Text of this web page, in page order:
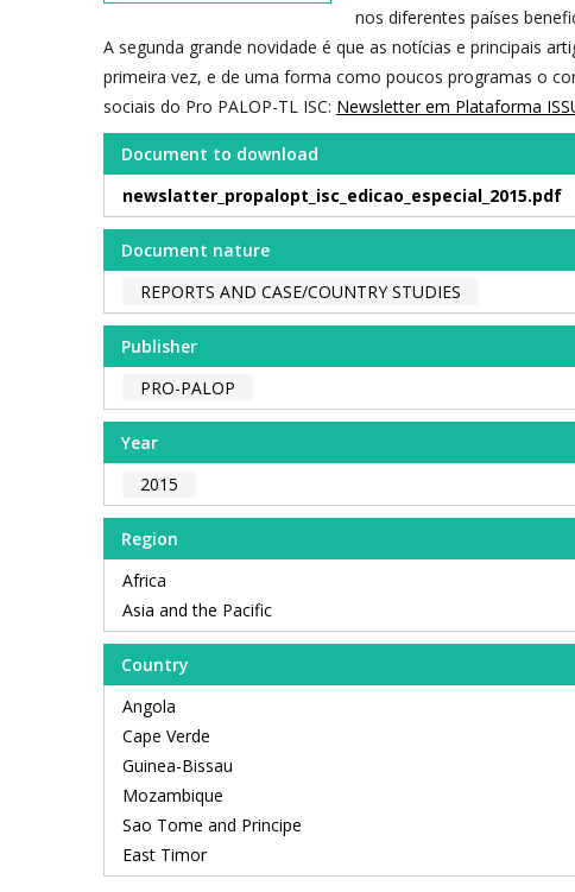
nos diferentes países
A segunda grande novidade é que as notícias e principais
primeira vez, e de uma forma como poucos programas o
sociais do Pro PALOP-TL ISC: Newsletter em Plataforma
Document to download
newslatter_propalopt_isc_edicao_especial_2015.pdf
Document nature
REPORTS AND CASE/COUNTRY STUDIES
Publisher
PRO-PALOP
Year
2015
Region
Africa
Asia and the Pacific
Country
Angola
Cape Verde
Guinea-Bissau
Mozambique
Sao Tome and Principe
East Timor